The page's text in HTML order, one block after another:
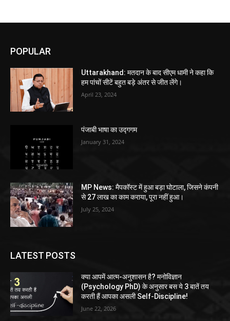
POPULAR
Uttarakhand: मतदान के बाद सीएम धामी ने कहा कि
हम पांचों सीटें बहुत बड़े अंतर से जीत लेंगे।
April 23, 2024
पंजाबी भाषा का उद्गगम
January 31, 2024
MP News: मैपकॉस्ट में हुआ बड़ा घोटाला, जिसने कंपनी
से 27 लाख का काम कराया, पूरा नहीं हुआ।
July 25, 2024
LATEST POSTS
क्या आपमें आत्म-अनुशासन है? मनोविज्ञान
(Psychology PhD) के अनुसार बस ये 3 बातें तय
करती हैं आपका असली Self-Discipline!
June 22, 2026